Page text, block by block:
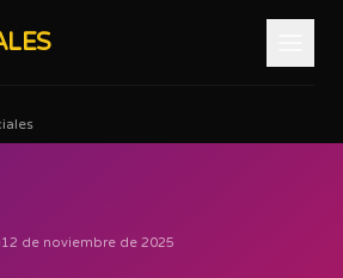
12 de noviembre de 2025